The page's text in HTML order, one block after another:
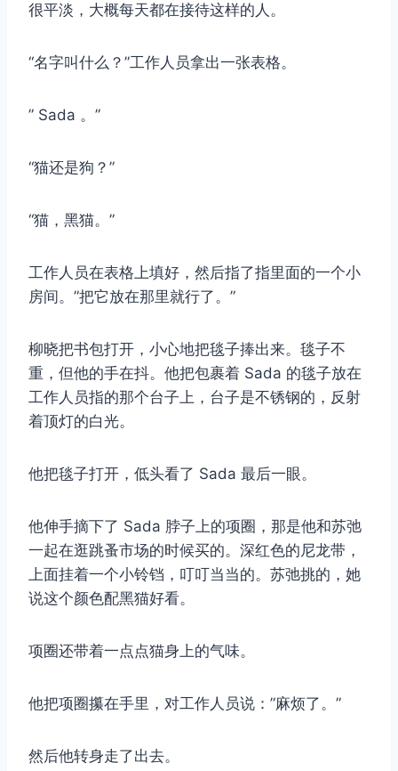
很平淡，大概每天都在接待这样的人。
“名字叫什么？”工作人员拿出一张表格。
” Sada 。”
“猫还是狗？”
“猫，黑猫。”
工作人员在表格上填好，然后指了指里面的一个小
房间。”把它放在那里就行了。”
柳晓把书包打开，小心地把毯子捧出来。毯子不
重，但他的手在抖。他把包裹着 Sada 的毯子放在
工作人员指的那个台子上，台子是不锈钢的，反射
着顶灯的白光。
他把毯子打开，低头看了 Sada 最后一眼。
他伸手摘下了 Sada 脖子上的项圈，那是他和苏弛
一起在逛跳蚤市场的时候买的。深红色的尼龙带，
上面挂着一个小铃铛，叮叮当当的。苏弛挑的，她
说这个颜色配黑猫好看。
项圈还带着一点点猫身上的气味。
他把项圈攥在手里，对工作人员说：”麻烦了。”
然后他转身走了出去。